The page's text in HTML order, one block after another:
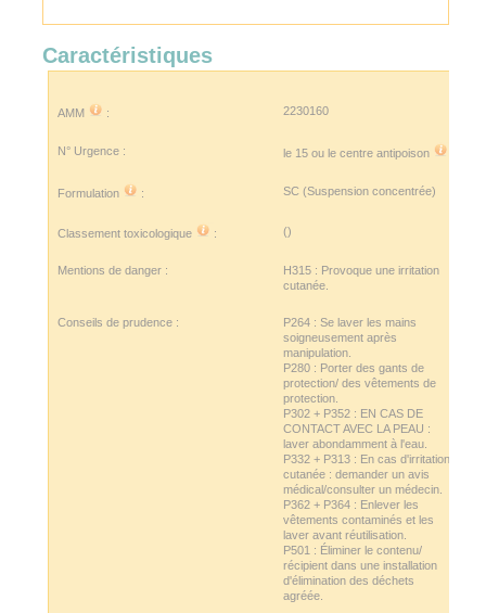
Caractéristiques
AMM : 2230160
N° Urgence : le 15 ou le centre antipoison
Formulation : SC (Suspension concentrée)
Classement toxicologique : ()
Mentions de danger :
H315 : Provoque une irritation
cutanée.
Conseils de prudence :
P264 : Se laver les mains
soigneusement après
manipulation.
P280 : Porter des gants de
protection/ des vêtements de
protection.
P302 + P352 : EN CAS DE
CONTACT AVEC LA PEAU :
laver abondamment à l'eau.
P332 + P313 : En cas d'irritation
cutanée : demander un avis
médical/consulter un médecin.
P362 + P364 : Enlever les
vêtements contaminés et les
laver avant réutilisation.
P501 : Éliminer le contenu/
récipient dans une installation
d'élimination des déchets
agréée.